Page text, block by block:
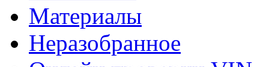
Материалы
Неразобранное